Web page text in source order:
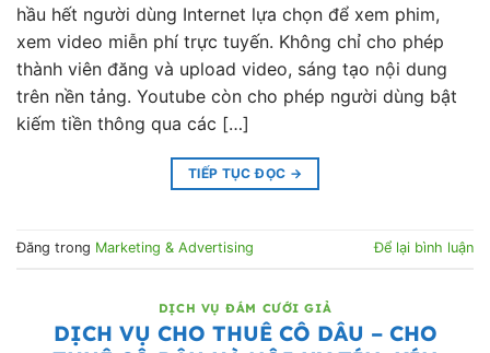
hầu hết người dùng Internet lựa chọn để xem phim,
xem video miễn phí trực tuyến. Không chỉ cho phép
thành viên đăng và upload video, sáng tạo nội dung
trên nền tảng. Youtube còn cho phép người dùng bật
kiếm tiền thông qua các […]
TIẾP TỤC ĐỌC →
Đăng trong Marketing & Advertising Để lại bình luận
DỊCH VỤ ĐÁM CƯỚI GIẢ
DỊCH VỤ CHO THUÊ CÔ DÂU – CHO